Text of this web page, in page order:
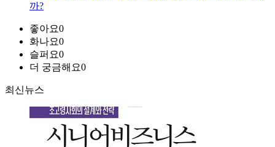
까?
좋아요0
화나요0
슬퍼요0
더 궁금해요0
최신뉴스